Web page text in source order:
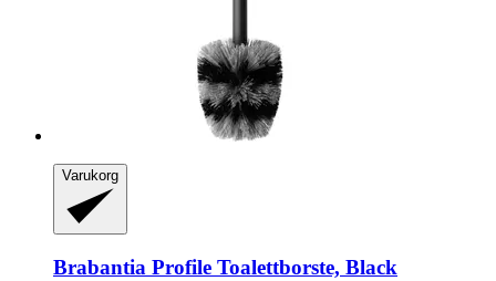
Varukorg
Brabantia Profile Toalettborste, Black